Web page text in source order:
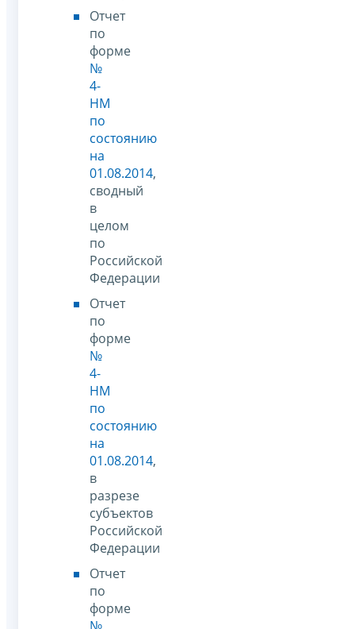
Отчет
по
форме
№
4-
НМ
по
состоянию
на
01.08.2014,
сводный
в
целом
по
Российской
Федерации
Отчет
по
форме
№
4-
НМ
по
состоянию
на
01.08.2014,
в
разрезе
субъектов
Российской
Федерации
Отчет
по
форме